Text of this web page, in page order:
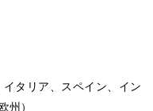
タリア、スペイン、イン
州）